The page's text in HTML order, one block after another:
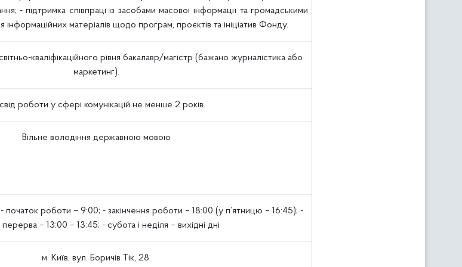
- підтримка співпраці із засобами масової інформації та громадськими
інформаційних матеріалів щодо програм, проєктів та ініціатив Фонду.
кваліфікаційного рівня бакалавр/магістр (бажано журналістика або
маркетинг).
роботи у сфері комунікацій не менше 2 років.
Вільне володіння державною мовою
- початок роботи – 9:00; - закінчення роботи – 18:00 (у п’ятницю – 16:45); -
перерва – 13:00 – 13:45; - субота і неділя – вихідні дні
м. Київ, вул. Боричів Тік, 28.